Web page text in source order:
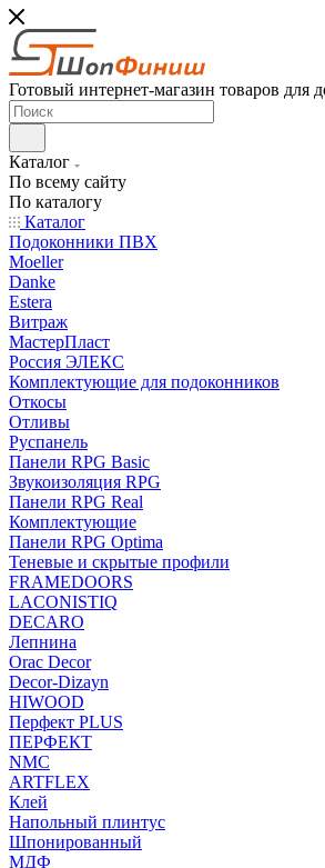
Готовый интернет-магазин товаров для
Каталог
По всему сайту
По каталогу
Каталог
Подоконники ПВХ
Moeller
Danke
Estera
Витраж
МастерПласт
Россия ЭЛЕКС
Комплектующие для подоконников
Откосы
Отливы
Руспанель
Панели RPG Basic
Звукоизоляция RPG
Панели RPG Real
Комплектующие
Панели RPG Optima
Теневые и скрытые профили
FRAMEDOORS
LACONISTIQ
DECARO
Лепнина
Orac Decor
Decor-Dizayn
HIWOOD
Перфект PLUS
ПЕРФЕКТ
NMC
ARTFLEX
Клей
Напольный плинтус
Шпонированный
МДФ